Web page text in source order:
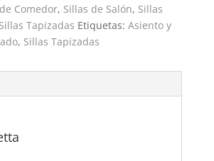
Comedor, Sillas de Salón, Sillas
Sillas Tapizadas Etiquetas: Asiento y
, Sillas Tapizadas